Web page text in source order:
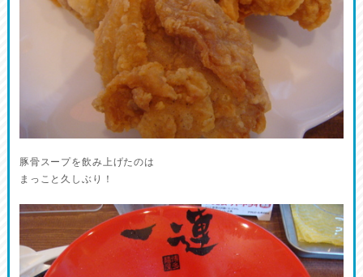
豚骨スープを飲み上げたのは
まっこと久しぶり！